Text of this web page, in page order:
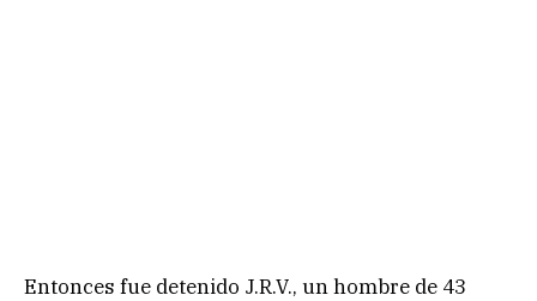
Entonces fue detenido J.R.V., un hombre de 43